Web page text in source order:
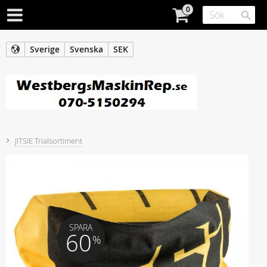
Sverige Svenska SEK
JITSIE Trialsortiment
SPARA
60%